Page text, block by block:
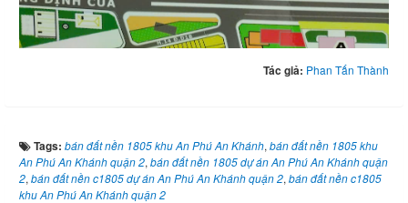
Tác giả: Phan Tấn Thành
Tags: bán đất nền 1805 khu An Phú An Khánh, bán đất nền 1805 khu
An Phú An Khánh quận 2, bán đất nền 1805 dự án An Phú An Khánh quận
2, bán đất nền c1805 dự án An Phú An Khánh quận 2, bán đất nền c1805
khu An Phú An Khánh quận 2